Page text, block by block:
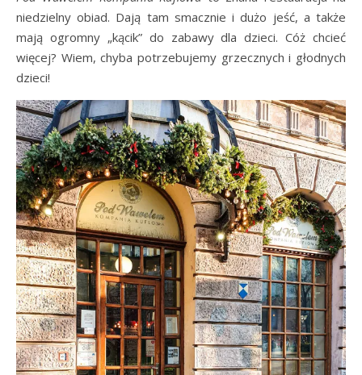
niedzielny obiad. Dają tam smacznie i dużo jeść, a także
mają ogromny „kącik” do zabawy dla dzieci. Cóż chcieć
więcej? Wiem, chyba potrzebujemy grzecznych i głodnych
dzieci!